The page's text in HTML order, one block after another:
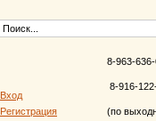
Вход
Регистрация
8-963-
8-916-
(по